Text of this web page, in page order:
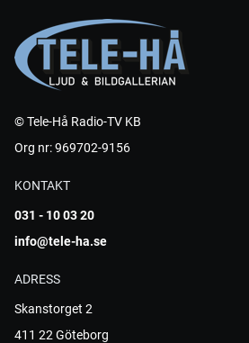
© Tele-Hå Radio-TV KB
Org nr: 969702-9156
KONTAKT
031 - 10 03 20
info@tele-ha.se
ADRESS
Skanstorget 2
411 22 Göteborg